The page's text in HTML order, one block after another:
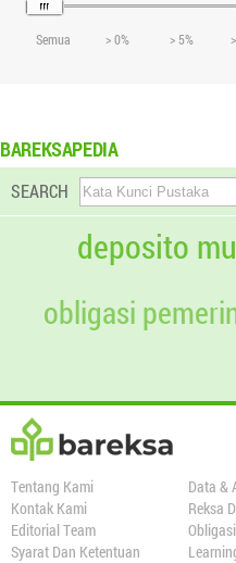
Semua > 0% > 5%
BAREKSAPEDIA
SEARCH
deposito
obligasi
Tentang Kami
Kontak Kami
Editorial Team
Syarat Dan Ketentuan
Data &
Reksa
Obligasi